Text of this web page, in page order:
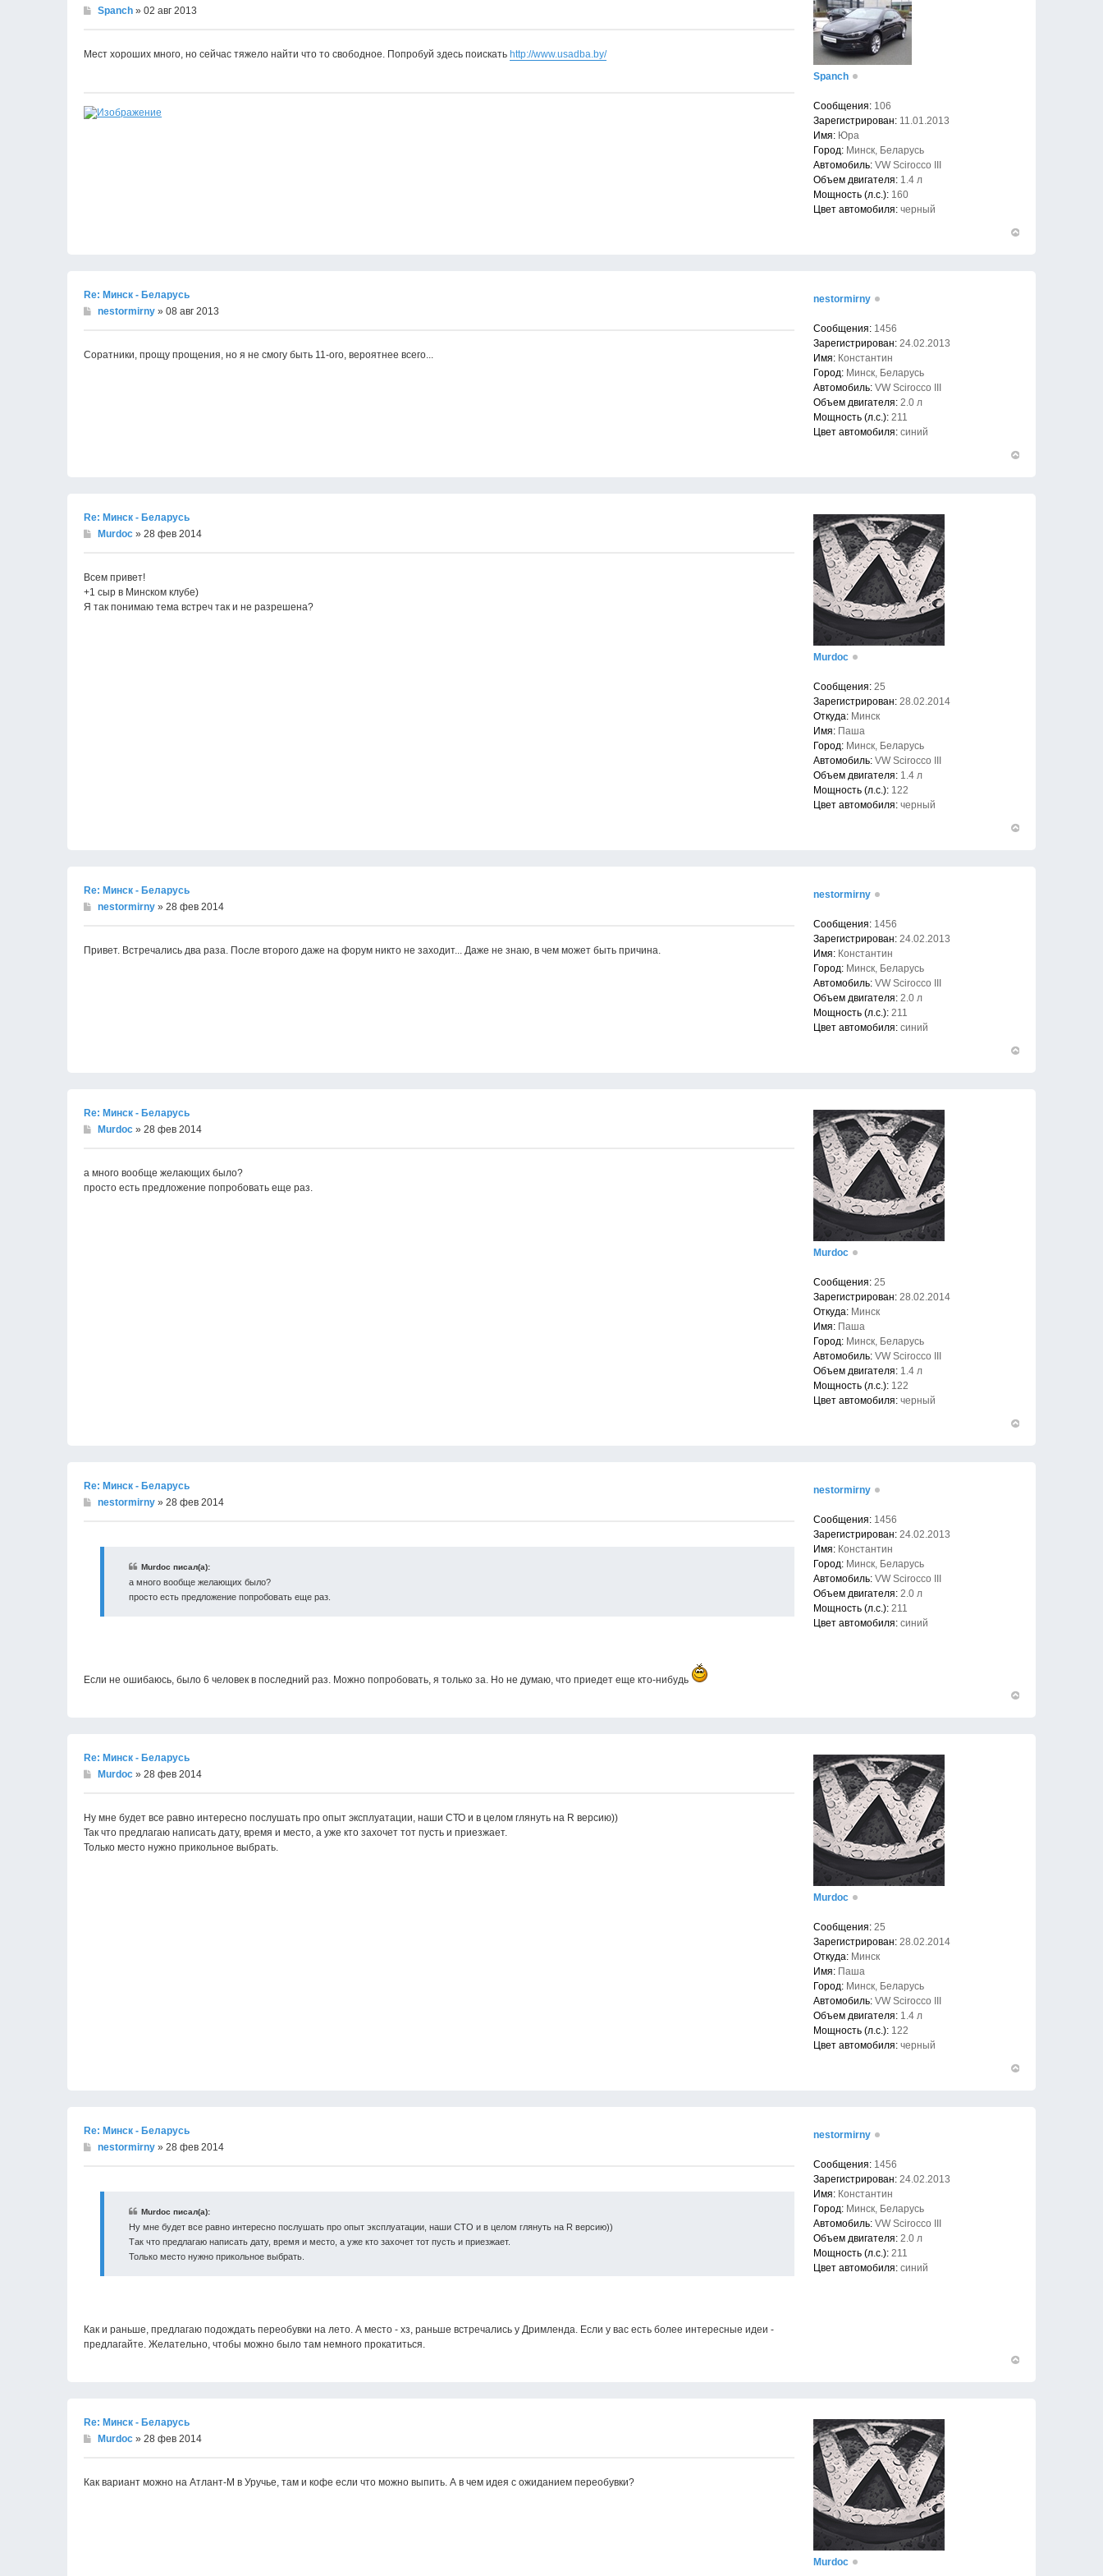
Spanch » 02 авг 2013
Мест хороших много, но сейчас тяжело найти что то свободное. Попробуй здесь поискать http://www.usadba.by/
Spanch
Сообщения: 106
Зарегистрирован: 11.01.2013
Имя: Юра
Город: Минск, Беларусь
Автомобиль: VW Scirocco III
Объем двигателя: 1.4 л
Мощность (л.с.): 160
Цвет автомобиля: черный
Re: Минск - Беларусь
nestormirny » 08 авг 2013
Соратники, прощу прощения, но я не смогу быть 11-ого, вероятнее всего...
nestormirny
Сообщения: 1456
Зарегистрирован: 24.02.2013
Имя: Константин
Город: Минск, Беларусь
Автомобиль: VW Scirocco III
Объем двигателя: 2.0 л
Мощность (л.с.): 211
Цвет автомобиля: синий
Re: Минск - Беларусь
Murdoc » 28 фев 2014
Всем привет!
+1 сыр в Минском клубе)
Я так понимаю тема встреч так и не разрешена?
Murdoc
Сообщения: 25
Зарегистрирован: 28.02.2014
Откуда: Минск
Имя: Паша
Город: Минск, Беларусь
Автомобиль: VW Scirocco III
Объем двигателя: 1.4 л
Мощность (л.с.): 122
Цвет автомобиля: черный
Re: Минск - Беларусь
nestormirny » 28 фев 2014
Привет. Встречались два раза. После второго даже на форум никто не заходит... Даже не знаю, в чем может быть причина.
nestormirny
Сообщения: 1456
Зарегистрирован: 24.02.2013
Имя: Константин
Город: Минск, Беларусь
Автомобиль: VW Scirocco III
Объем двигателя: 2.0 л
Мощность (л.с.): 211
Цвет автомобиля: синий
Re: Минск - Беларусь
Murdoc » 28 фев 2014
а много вообще желающих было?
просто есть предложение попробовать еще раз.
Murdoc
Сообщения: 25
Зарегистрирован: 28.02.2014
Откуда: Минск
Имя: Паша
Город: Минск, Беларусь
Автомобиль: VW Scirocco III
Объем двигателя: 1.4 л
Мощность (л.с.): 122
Цвет автомобиля: черный
Re: Минск - Беларусь
nestormirny » 28 фев 2014
Murdoc писал(а):
а много вообще желающих было?
просто есть предложение попробовать еще раз.
Если не ошибаюсь, было 6 человек в последний раз. Можно попробовать, я только за. Но не думаю, что приедет еще кто-нибудь
nestormirny
Сообщения: 1456
Зарегистрирован: 24.02.2013
Имя: Константин
Город: Минск, Беларусь
Автомобиль: VW Scirocco III
Объем двигателя: 2.0 л
Мощность (л.с.): 211
Цвет автомобиля: синий
Re: Минск - Беларусь
Murdoc » 28 фев 2014
Ну мне будет все равно интересно послушать про опыт эксплуатации, наши СТО и в целом глянуть на R версию))
Так что предлагаю написать дату, время и место, а уже кто захочет тот пусть и приезжает.
Только место нужно прикольное выбрать.
Murdoc
Сообщения: 25
Зарегистрирован: 28.02.2014
Откуда: Минск
Имя: Паша
Город: Минск, Беларусь
Автомобиль: VW Scirocco III
Объем двигателя: 1.4 л
Мощность (л.с.): 122
Цвет автомобиля: черный
Re: Минск - Беларусь
nestormirny » 28 фев 2014
Murdoc писал(а):
Ну мне будет все равно интересно послушать про опыт эксплуатации, наши СТО и в целом глянуть на R версию))
Так что предлагаю написать дату, время и место, а уже кто захочет тот пусть и приезжает.
Только место нужно прикольное выбрать.
Как и раньше, предлагаю подождать переобувки на лето. А место - хз, раньше встречались у Дримленда. Если у вас есть более интересные идеи -
предлагайте. Желательно, чтобы можно было там немного прокатиться.
nestormirny
Сообщения: 1456
Зарегистрирован: 24.02.2013
Имя: Константин
Город: Минск, Беларусь
Автомобиль: VW Scirocco III
Объем двигателя: 2.0 л
Мощность (л.с.): 211
Цвет автомобиля: синий
Re: Минск - Беларусь
Murdoc » 28 фев 2014
Как вариант можно на Атлант-М в Уручье, там и кофе если что можно выпить. А в чем идея с ожиданием переобувки?
Murdoc